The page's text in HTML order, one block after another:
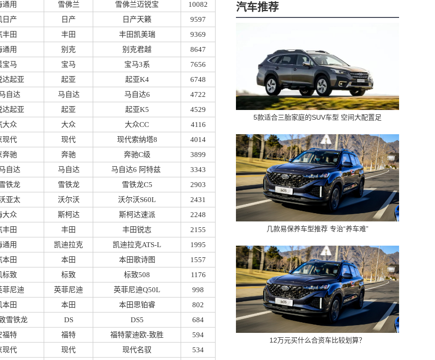
通用
雪佛兰 雪佛兰迈锐宝
10082
日产
日产 日产天籁
9597
丰田
丰田 丰田凯美瑞
9369
通用
别克 别克君越
8647
宝马
宝马 宝马3系
7656
达起亚
起亚 起亚K4
6748
自达
马自达 马自达6
4722
达起亚
起亚 起亚K5
4529
大众
大众 大众CC
4116
现代
现代 现代索纳塔8
4014
奔驰
奔驰 奔驰C级
3899
自达
马自达 马自达6 阿特兹
3343
铁龙
雪铁龙 雪铁龙C5
2903
亚太
沃尔沃 沃尔沃S60L
2431
大众
斯柯达 斯柯达速派
2248
丰田
丰田 丰田锐志
2155
通用
凯迪拉克 凯迪拉克ATS-L
1995
本田
本田 本田歌诗图
1557
标致
标致 标致508
1176
菲尼迪
英菲尼迪 英菲尼迪Q50L
998
本田
本田 本田思铂睿
802
雪铁龙
DS DS5
684
福特
福特 福特蒙迪欧-致胜
594
现代
现代 现代名驭
534
汽车推荐
5款适合三胎家庭的SUV车型 空间大配置足
几款易保养车型推荐 专治“养车难”
12万元买什么合资车比较划算？